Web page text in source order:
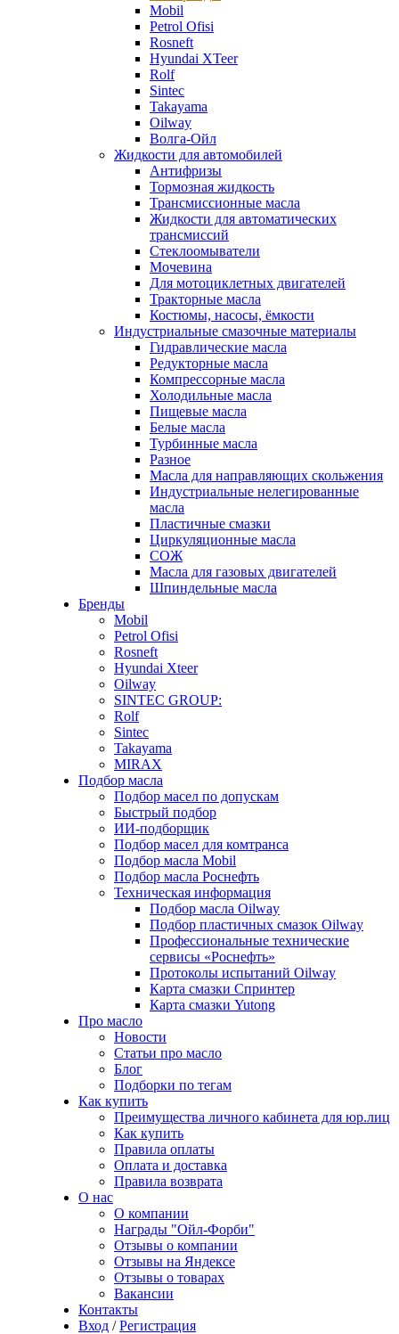
Mobil
Petrol Ofisi
Rosneft
Hyundai XTeer
Rolf
Sintec
Takayama
Oilway
Волга-Ойл
Жидкости для автомобилей
Антифризы
Тормозная жидкость
Трансмиссионные масла
Жидкости для автоматических
трансмиссий
Стеклоомыватели
Мочевина
Для мотоциклетных двигателей
Тракторные масла
Костюмы, насосы, ёмкости
Индустриальные смазочные материалы
Гидравлические масла
Редукторные масла
Компрессорные масла
Холодильные масла
Пищевые масла
Белые масла
Турбинные масла
Разное
Масла для направляющих скольжения
Индустриальные нелегированные
масла
Пластичные смазки
Циркуляционные масла
СОЖ
Масла для газовых двигателей
Шпиндельные масла
Бренды
Mobil
Petrol Ofisi
Rosneft
Hyundai Xteer
Oilway
SINTEC GROUP:
Rolf
Sintec
Takayama
MIRAX
Подбор масла
Подбор масел по допускам
Быстрый подбор
ИИ-подборщик
Подбор масел для комтранса
Подбор масла Mobil
Подбор масла Роснефть
Техническая информация
Подбор масла Oilway
Подбор пластичных смазок Oilway
Профессиональные технические
сервисы «Роснефть»
Протоколы испытаний Oilway
Карта смазки Спринтер
Карта смазки Yutong
Про масло
Новости
Статьи про масло
Блог
Подборки по тегам
Как купить
Преимущества личного кабинета для юр.лиц
Как купить
Правила оплаты
Оплата и доставка
Правила возврата
О нас
О компании
Награды "Ойл-Форби"
Отзывы о компании
Отзывы на Яндексе
Отзывы о товарах
Вакансии
Контакты
Вход / Регистрация